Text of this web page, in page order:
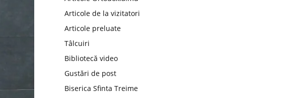
Articole de la vizitatori
Articole preluate
Tâlcuiri
Bibliotecă video
Gustări de post
Biserica Sfinta Treime